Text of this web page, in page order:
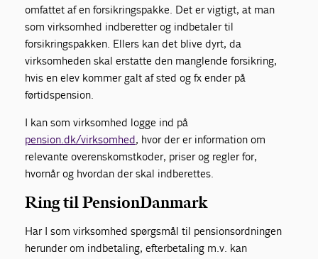
omfattet af en forsikringspakke. Det er vigtigt, at man
som virksomhed indberetter og indbetaler til
forsikringspakken. Ellers kan det blive dyrt, da
virksomheden skal erstatte den manglende forsikring,
hvis en elev kommer galt af sted og fx ender på
førtidspension.
I kan som virksomhed logge ind på
pension.dk/virksomhed, hvor der er information om
relevante overenskomstkoder, priser og regler for,
hvornår og hvordan der skal indberettes.
Ring til PensionDanmark
Har I som virksomhed spørgsmål til pensionsordningen
herunder om indbetaling, efterbetaling m.v. kan